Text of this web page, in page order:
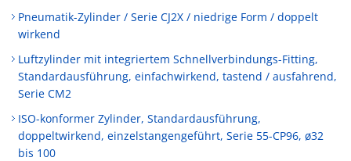
Pneumatik-Zylinder / Serie CJ2X / niedrige Form / doppelt
wirkend
Luftzylinder mit integriertem Schnellverbindungs-Fitting,
Standardausführung, einfachwirkend, tastend / ausfahrend,
Serie CM2
ISO-konformer Zylinder, Standardausführung,
doppeltwirkend, einzelstangengeführt, Serie 55-CP96, ø32
bis 100